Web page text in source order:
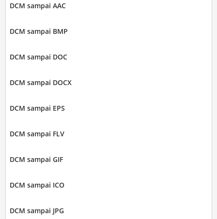
DCM sampai AAC
DCM sampai BMP
DCM sampai DOC
DCM sampai DOCX
DCM sampai EPS
DCM sampai FLV
DCM sampai GIF
DCM sampai ICO
DCM sampai JPG